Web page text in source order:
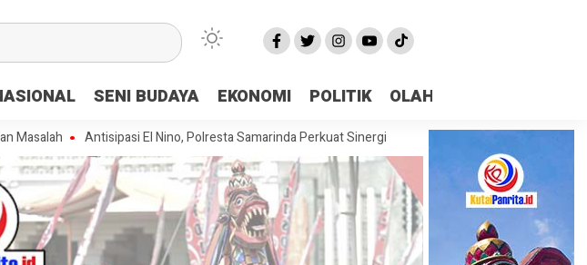
SENI BUDAYA EKONOMI POLITIK OLAHRAGA
Antisipasi El Nino, Polresta Samarinda Perkuat Sinergi Cegah Karhutla Bersama Polda Kaltim